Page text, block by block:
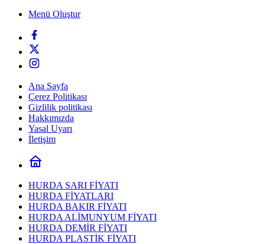
Menü Oluştur
Ana Sayfa
Çerez Politikası
Gizlilik politikası
Hakkımızda
Yasal Uyarı
İletişim
HURDA SARI FİYATI
HURDA FİYATLARI
HURDA BAKIR FİYATI
HURDA ALİMUNYUM FİYATI
HURDA DEMİR FİYATI
HURDA PLASTİK FİYATI